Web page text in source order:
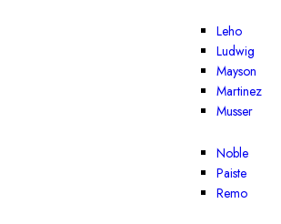
Leho
Ludwig
Mayson
Martinez
Musser
Noble
Paiste
Remo